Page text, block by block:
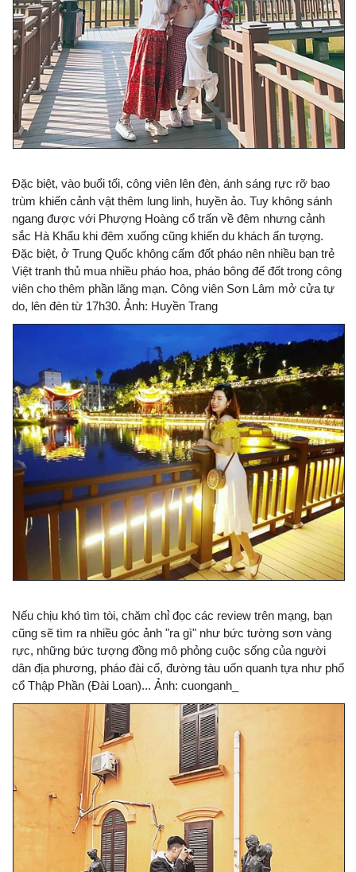
Đặc biệt, vào buổi tối, công viên lên đèn, ánh sáng rực rỡ bao
trùm khiến cảnh vật thêm lung linh, huyền ảo. Tuy không sánh
ngang được với Phượng Hoàng cổ trấn về đêm nhưng cảnh
sắc Hà Khẩu khi đêm xuống cũng khiến du khách ấn tượng.
Đặc biệt, ở Trung Quốc không cấm đốt pháo nên nhiều bạn trẻ
Việt tranh thủ mua nhiều pháo hoa, pháo bông để đốt trong công
viên cho thêm phần lãng mạn. Công viên Sơn Lâm mở cửa tự
do, lên đèn từ 17h30. Ảnh: Huyền Trang
Nếu chịu khó tìm tòi, chăm chỉ đọc các review trên mạng, bạn
cũng sẽ tìm ra nhiều góc ảnh "ra gì" như bức tường sơn vàng
rực, những bức tượng đồng mô phỏng cuộc sống của người
dân địa phương, pháo đài cổ, đường tàu uốn quanh tựa như phố
cổ Thập Phần (Đài Loan)... Ảnh: cuonganh_